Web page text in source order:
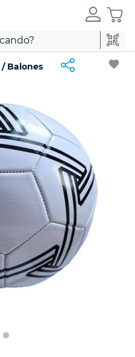
Balones favorite